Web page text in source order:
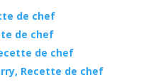
de chef
de chef
de chef
Recette de chef